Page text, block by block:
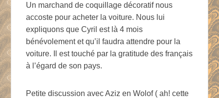
Un marchand de coquillage décoratif nous
accoste pour acheter la voiture. Nous lui
expliquons que Cyril est là 4 mois
bénévolement et qu’il faudra attendre pour la
voiture. Il est touché par la gratitude des français
à l’égard de son pays.
Petite discussion avec Aziz en Wolof ( ah! cette